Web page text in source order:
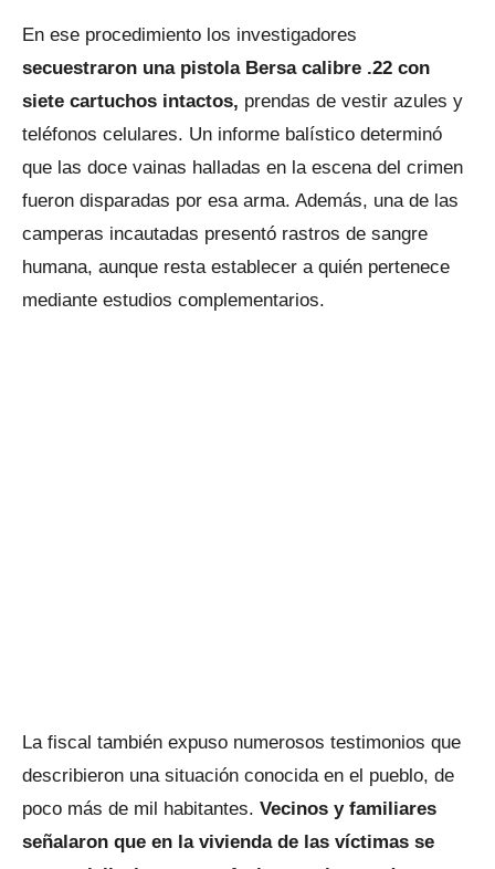
En ese procedimiento los investigadores
secuestraron una pistola Bersa calibre .22 con
siete cartuchos intactos, prendas de vestir azules y
teléfonos celulares. Un informe balístico determinó
que las doce vainas halladas en la escena del crimen
fueron disparadas por esa arma. Además, una de las
camperas incautadas presentó rastros de sangre
humana, aunque resta establecer a quién pertenece
mediante estudios complementarios.
La fiscal también expuso numerosos testimonios que
describieron una situación conocida en el pueblo, de
poco más de mil habitantes. Vecinos y familiares
señalaron que en la vivienda de las víctimas se